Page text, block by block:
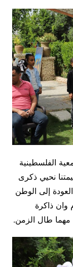
الفلسطينية
نحيي ذكرى
إلى الوطن
وان ذاكرة
طال الزمن.